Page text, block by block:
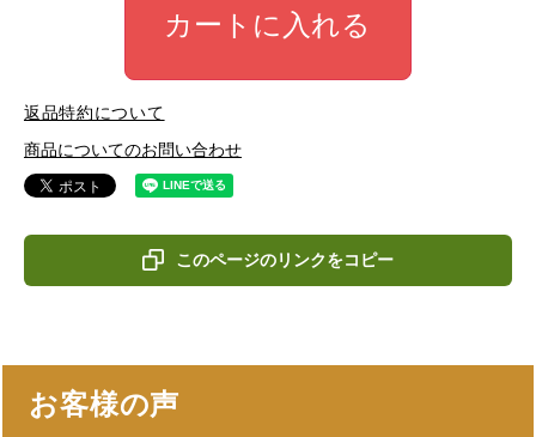
カートに入れる
返品特約について
商品についてのお問い合わせ
このページのリンクをコピー
お客様の声